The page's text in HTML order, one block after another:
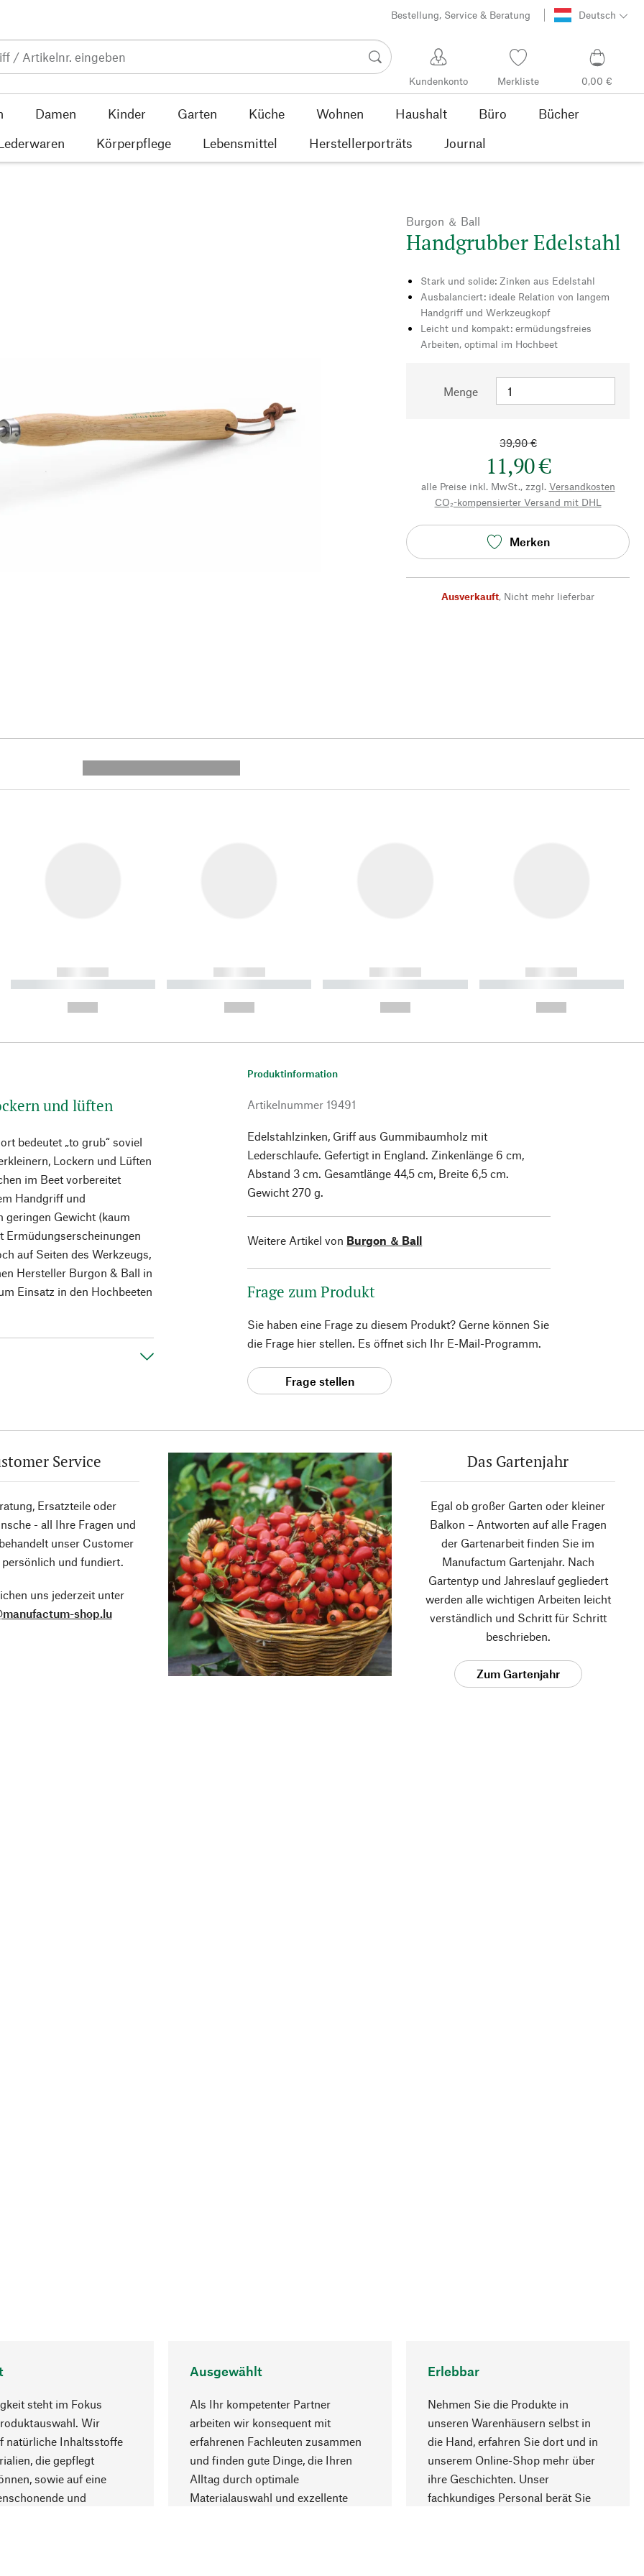
Bestellung, Service & Beratung Deutsch
Kundenkonto Merkliste 0,00 €
Damen Kinder Garten Küche Wohnen Haushalt Büro
Bücher
Körperpflege Lebensmittel Herstellerporträts Journal
Burgon ＆ Ball
Handgrubber Edelstahl
Stark und solide: Zinken aus Edelstahl
Ausbalanciert: ideale Relation von langem
Handgriff und Werkzeugkopf
Leicht und kompakt: ermüdungsfreies
Arbeiten, optimal im Hochbeet
Menge
39,90 €
11,90 €
alle Preise inkl. MwSt., zzgl. Versandkosten
CO₂-kompensierter Versand mit DHL
Merken
Ausverkauft, Nicht mehr lieferbar
------------
----------- ----------- ----------
------------
----------- ----------- ----------
------------
----------- ----------- ----------
------------
----------- ----------- ----------
und lüften
bedeutet „to grub“ soviel
Lockern und Lüften
im Beet vorbereitet
Handgriff und
geringen Gewicht (kaum
Ermüdungserscheinungen
auf Seiten des Werkzeugs,
Hersteller Burgon & Ball in
Einsatz in den Hochbeeten
Produktinformation
Artikelnummer 19491
Edelstahlzinken, Griff aus Gummibaumholz mit
Lederschlaufe. Gefertigt in England. Zinkenlänge 6 cm,
Abstand 3 cm. Gesamtlänge 44,5 cm, Breite 6,5 cm.
Gewicht 270 g.
Weitere Artikel von Burgon ＆ Ball
Frage zum Produkt
Sie haben eine Frage zu diesem Produkt? Gerne können Sie
die Frage hier stellen. Es öffnet sich Ihr E-Mail-Programm.
Frage stellen
Service
Ersatzteile oder
- all Ihre Fragen und
unser Customer
und fundiert.
uns jederzeit unter
shop.lu
Das Gartenjahr
Egal ob großer Garten oder kleiner
Balkon – Antworten auf alle Fragen
der Gartenarbeit finden Sie im
Manufactum Gartenjahr. Nach
Gartentyp und Jahreslauf gegliedert
werden alle wichtigen Arbeiten leicht
verständlich und Schritt für Schritt
beschrieben.
Zum Gartenjahr
steht im Fokus
Wir
natürliche Inhaltsstoffe
die gepflegt
sowie auf eine
und
Ausgewählt
Als Ihr kompetenter Partner
arbeiten wir konsequent mit
erfahrenen Fachleuten zusammen
und finden gute Dinge, die Ihren
Alltag durch optimale
Materialauswahl und exzellente
Erlebbar
Nehmen Sie die Produkte in
unseren Warenhäusern selbst in
die Hand, erfahren Sie dort und in
unserem Online-Shop mehr über
ihre Geschichten. Unser
fachkundiges Personal berät Sie